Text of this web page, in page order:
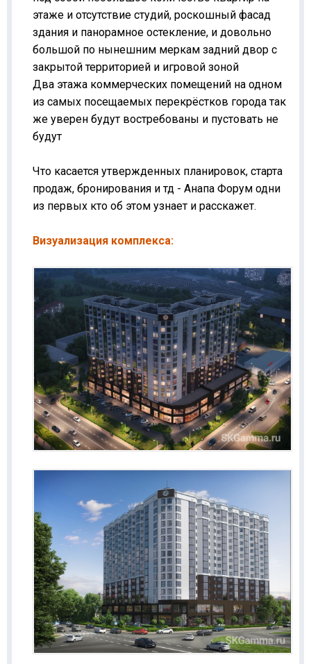
этаже и отсутствие студий, роскошный фасад
здания и панорамное остекление, и довольно
большой по нынешним меркам задний двор с
закрытой территорией и игровой зоной
Два этажа коммерческих помещений на одном
из самых посещаемых перекрёстков города так
же уверен будут востребованы и пустовать не
будут
Что касается утвержденных планировок, старта
продаж, бронирования и тд - Анапа Форум одни
из первых кто об этом узнает и расскажет.
Визуализация комплекса: